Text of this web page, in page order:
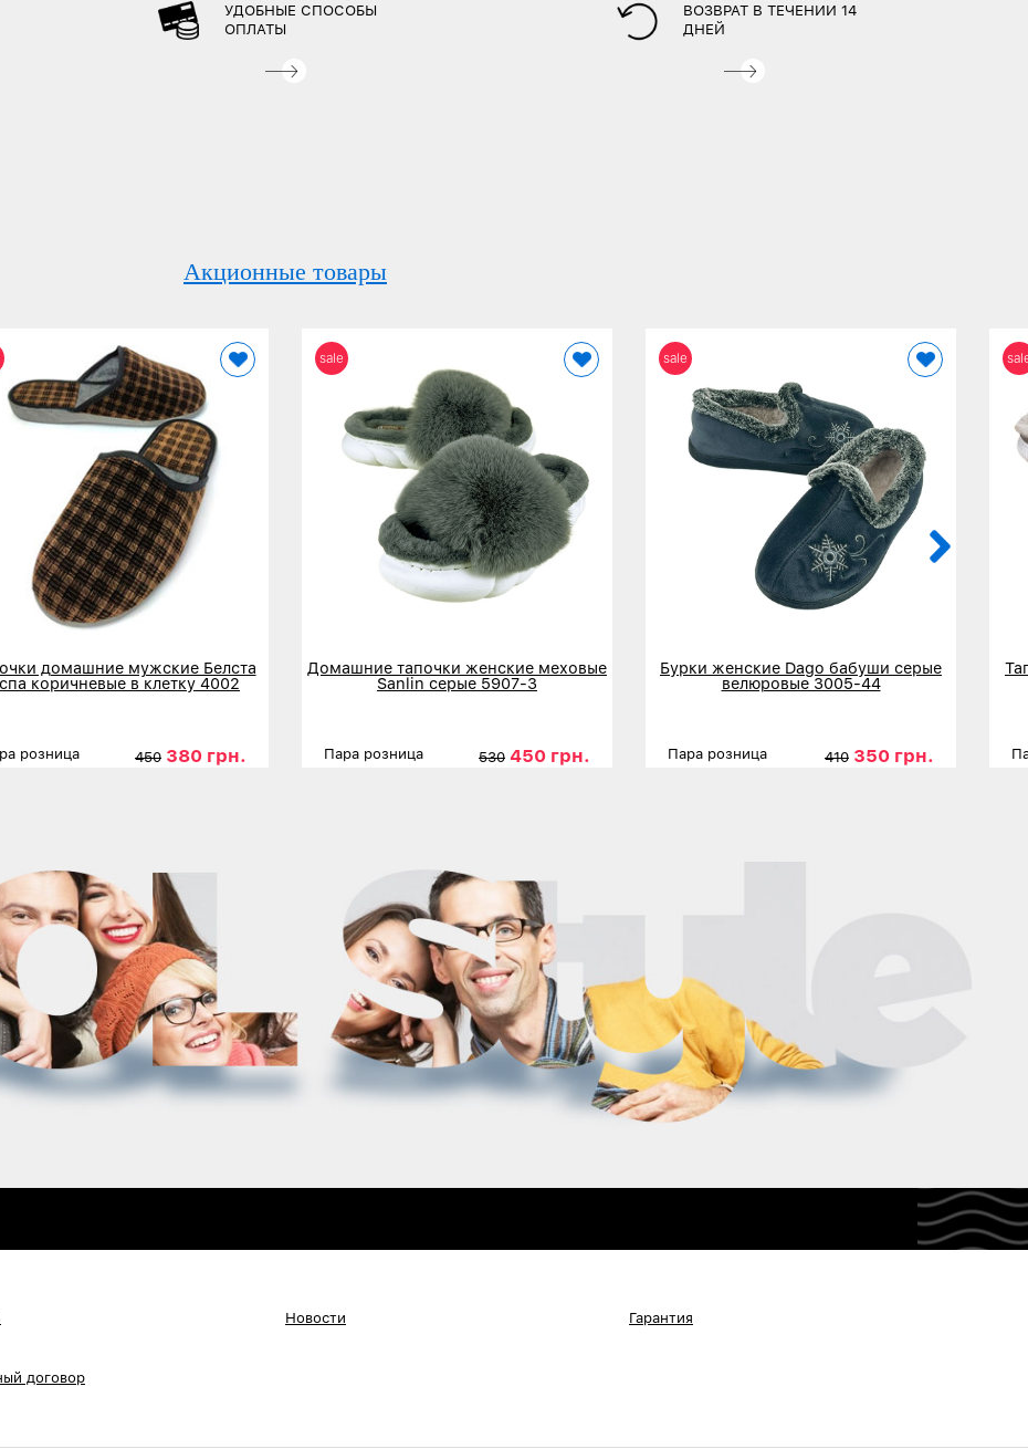
УДОБНЫЕ СПОСОБЫ
ОПЛАТЫ
ВОЗВРАТ В ТЕЧЕНИИ 14
ДНЕЙ
Акционные товары
домашние мужские Белста
коричневые в клетку 4002
розница 450 380 грн.
Домашние тапочки женские меховые
Sanlin серые 5907-3
Пара розница 530 450 грн.
sale
Бурки женские Dago бабуши серые
велюровые 3005-44
Пара розница 410 350 грн.
sale
Новости Гарантия
договор